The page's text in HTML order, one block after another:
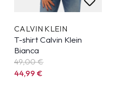
CALVIN KLEIN
T-shirt Calvin Klein
Bianca
49,00 €
44,99€